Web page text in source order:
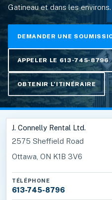
Gatineau et dans les environs.
DEMANDER UNE
APPELER LE 613-745-8796
OBTENIR L’ITINÉRAIRE
J. Connelly Rental Ltd.
2575 Sheffield Road
Ottawa, ON K1B 3V6
TÉLÉPHONE
613-745-8796